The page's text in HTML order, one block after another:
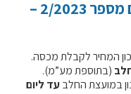
הליך העברת מכסות חלב עיזים מספר 2/2023 –
(בתוספת מע”מ).
במועצת החלבעד ליום